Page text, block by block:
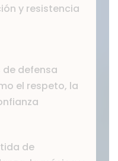
y resistencia
defensa
el respeto, la
de